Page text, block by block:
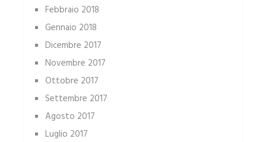
Febbraio 2018
Gennaio 2018
Dicembre 2017
Novembre 2017
Ottobre 2017
Settembre 2017
Agosto 2017
Luglio 2017